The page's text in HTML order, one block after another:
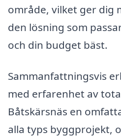
område, vilket ger dig
den lösning som
och din budget bäst.
Sammanfattningsvis
med erfarenhet av
Båtskärsnäs en
alla typs byggprojekt,